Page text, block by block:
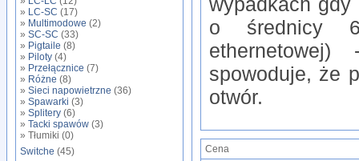
» LC-SC (17)
» Multimodowe (2)
» SC-SC (33)
» Pigtaile (8)
» Piloty (4)
» Przełącznice (7)
» Różne (8)
» Sieci napowietrzne (36)
» Spawarki (3)
» Splitery (6)
» Tacki spawów (3)
» Tłumiki (0)
Switche (45)
wypadkach
o średnicy
spowoduje, że
otwór.
Cena